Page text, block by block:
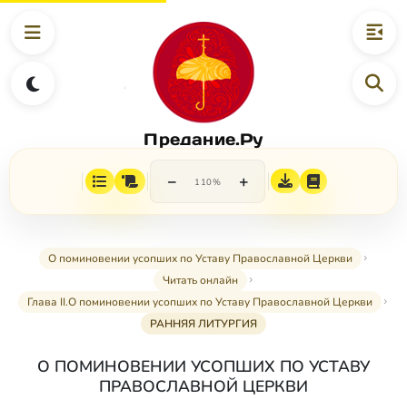
Предание.Ру
− 110% +
О поминовении усопших по Уставу Православной Церкви
Читать онлайн
Глава II.О поминовении усопших по Уставу Православной Церкви
РАННЯЯ ЛИТУРГИЯ
О ПОМИНОВЕНИИ УСОПШИХ ПО УСТАВУ
ПРАВОСЛАВНОЙ ЦЕРКВИ